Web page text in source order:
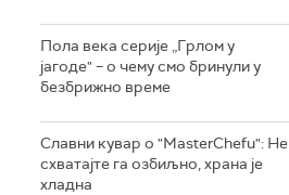
Пола века серије „Грлом у
јагоде" – о чему смо бринули у
безбрижно време
Славни кувар о "MasterChefu": Не
схватајте га озбиљно, храна је
хладна